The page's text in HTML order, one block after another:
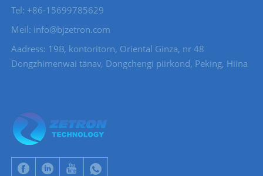
Tel: +86-15699785629
Meil: info@bjzetron.com
Aadress: 19B, kontoritorn, Oriental Ginza, nr 48
Dongzhimenwai tänav, Dongchengi piirkond, Peking, Hiina